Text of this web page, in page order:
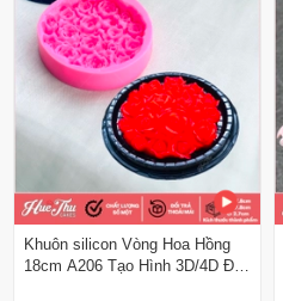
Khuôn silicon Vòng Hoa Hồng
18cm A206 Tạo Hình 3D/4D Đa